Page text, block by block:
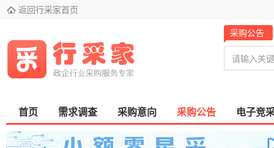
 返回行采家首页
采购公告
首页 需求调查 采购意向 采购公告 电子竞